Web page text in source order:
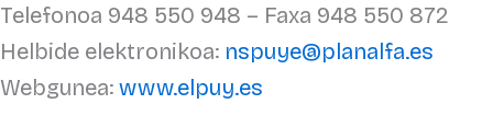
Telefonoa 948 550 948 – Faxa 948 550 872
Helbide elektronikoa: nspuye@planalfa.es
Webgunea: www.elpuy.es